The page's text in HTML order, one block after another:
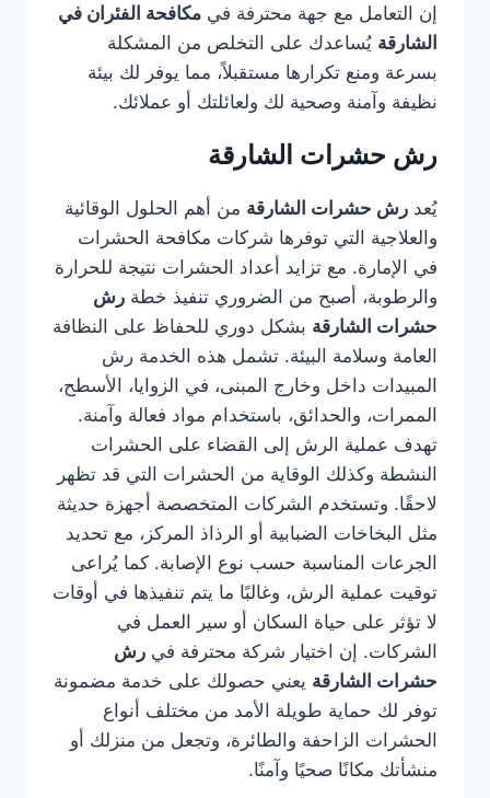
إن التعامل مع جهة محترفة في مكافحة الفئران في
الشارقة يُساعدك على التخلص من المشكلة
بسرعة ومنع تكرارها مستقبلاً، مما يوفر لك بيئة
نظيفة وآمنة وصحية لك ولعائلتك أو عملائك.
رش حشرات الشارقة
يُعد رش حشرات الشارقة من أهم الحلول الوقائية
والعلاجية التي توفرها شركات مكافحة الحشرات
في الإمارة. مع تزايد أعداد الحشرات نتيجة للحرارة
والرطوبة، أصبح من الضروري تنفيذ خطة رش
حشرات الشارقة بشكل دوري للحفاظ على النظافة
العامة وسلامة البيئة. تشمل هذه الخدمة رش
المبيدات داخل وخارج المبنى، في الزوايا، الأسطح،
الممرات، والحدائق، باستخدام مواد فعالة وآمنة.
تهدف عملية الرش إلى القضاء على الحشرات
النشطة وكذلك الوقاية من الحشرات التي قد تظهر
لاحقًا. وتستخدم الشركات المتخصصة أجهزة حديثة
مثل البخاخات الضبابية أو الرذاذ المركز، مع تحديد
الجرعات المناسبة حسب نوع الإصابة. كما يُراعى
توقيت عملية الرش، وغالبًا ما يتم تنفيذها في أوقات
لا تؤثر على حياة السكان أو سير العمل في
الشركات. إن اختيار شركة محترفة في رش
حشرات الشارقة يعني حصولك على خدمة مضمونة
توفر لك حماية طويلة الأمد من مختلف أنواع
الحشرات الزاحفة والطائرة، وتجعل من منزلك أو
منشأتك مكانًا صحيًا وآمنًا.